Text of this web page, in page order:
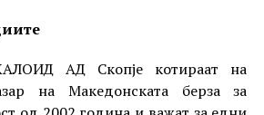
АД Скопје котираат на
на Македонската берза за